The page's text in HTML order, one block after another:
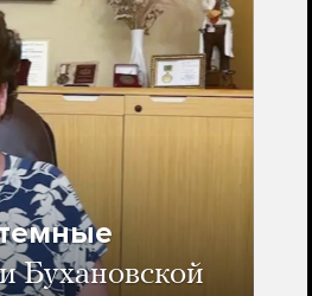
Бухановской